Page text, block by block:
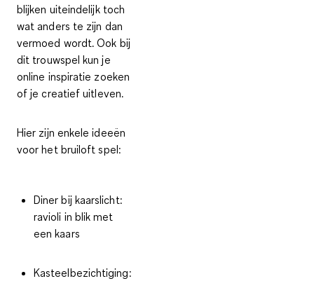
blijken uiteindelijk toch
wat anders te zijn dan
vermoed wordt. Ook bij
dit trouwspel kun je
online inspiratie zoeken
of je creatief uitleven.
Hier zijn enkele ideeën
voor het bruiloft spel:
Diner bij kaarslicht:
ravioli in blik met
een kaars
Kasteelbezichtiging: